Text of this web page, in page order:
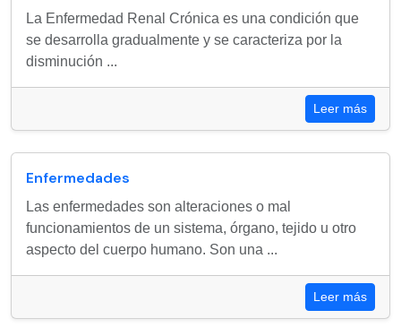
La Enfermedad Renal Crónica es una condición que
se desarrolla gradualmente y se caracteriza por la
disminución ...
Leer más
Enfermedades
Las enfermedades son alteraciones o mal
funcionamientos de un sistema, órgano, tejido u otro
aspecto del cuerpo humano. Son una ...
Leer más